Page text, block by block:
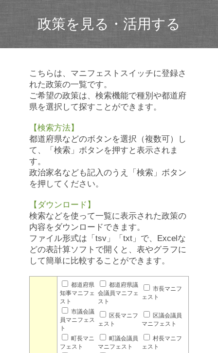
政策を見る・活用する
こちらは、マニフェストスイッチに登録さ
れた政策の一覧です。
ご希望の政策は、検索機能で種別や都道府
県を選択して探すことができます。
【検索方法】
都道府県などのボタンを選択（複数可）し
て、「検索」ボタンを押すと表示されま
す。
政治家名なども記入のうえ「検索」ボタン
を押してください。
【ダウンロード】
検索などを使って一覧に表示された政策の
内容をダウンロードできます。
ファイル形式は「tsv」「txt」で、Excelな
どの表計算ソフトで開くと、表やグラフに
して簡単に比較することができます。
都道府県
知事マニフェ
スト
都道府県議
会議員マニフェ
スト
市長マニフ
ェスト
市議会議
員マニフェス
ト
区長マニフ
ェスト
区議会議員
マニフェスト
町長マニ
フェスト
町議会議員
マニフェスト
村長マニフ
ェスト